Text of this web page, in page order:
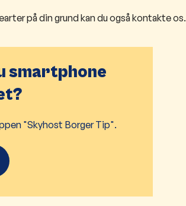
på din grund kan du også kontakte os.
smartphone
"Skyhost Borger Tip".